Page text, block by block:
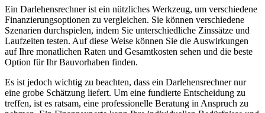
Ein Darlehensrechner ist ein nützliches Werkzeug, um verschiedene
Finanzierungsoptionen zu vergleichen. Sie können verschiedene
Szenarien durchspielen, indem Sie unterschiedliche Zinssätze und
Laufzeiten testen. Auf diese Weise können Sie die Auswirkungen
auf Ihre monatlichen Raten und Gesamtkosten sehen und die beste
Option für Ihr Bauvorhaben finden.
Es ist jedoch wichtig zu beachten, dass ein Darlehensrechner nur
eine grobe Schätzung liefert. Um eine fundierte Entscheidung zu
treffen, ist es ratsam, eine professionelle Beratung in Anspruch zu